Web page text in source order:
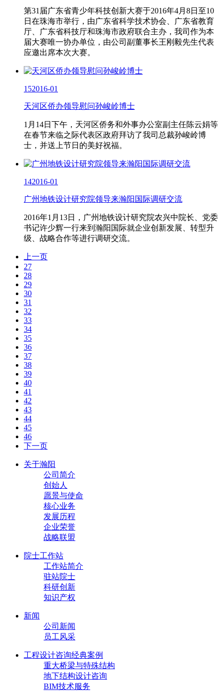
第31届广东省青少年科技创新大赛于2016年4月8日至10
日在珠海市举行，由广东省科学技术协会、广东省教育
厅、广东省科技厅和珠海市政府联合主办，我司作为本
届大赛唯一协办单位，由公司副董事长王刚毅先生代表
应邀出席本次大赛。
152016-01
天河区侨办领导慰问孙峻岭博士
1月14日下午，天河区侨务和外事办公室副主任陈云娟等
在春节来临之际代表区政府拜访了我司总裁孙峻岭博
士，并送上节日的美好祝福。
142016-01
广州地铁设计研究院领导来瀚阳国际调研交流
2016年1月13日，广州地铁设计研究院农兴中院长、党委
书记许少辉一行来到瀚阳国际就企业创新发展、转型升
级、战略合作等进行调研交流。
上一页
27
28
29
30
31
32
33
34
35
36
37
38
39
40
41
42
43
44
45
46
下一页
关于瀚阳
公司简介
创始人
愿景与使命
核心业务
发展历程
企业荣誉
战略联盟
院士工作站
工作站简介
驻站院士
科研创新
知识产权
新闻
公司新闻
员工风采
工程设计咨询经典案例
重大桥梁与特殊结构
地下结构设计咨询
BIM技术服务